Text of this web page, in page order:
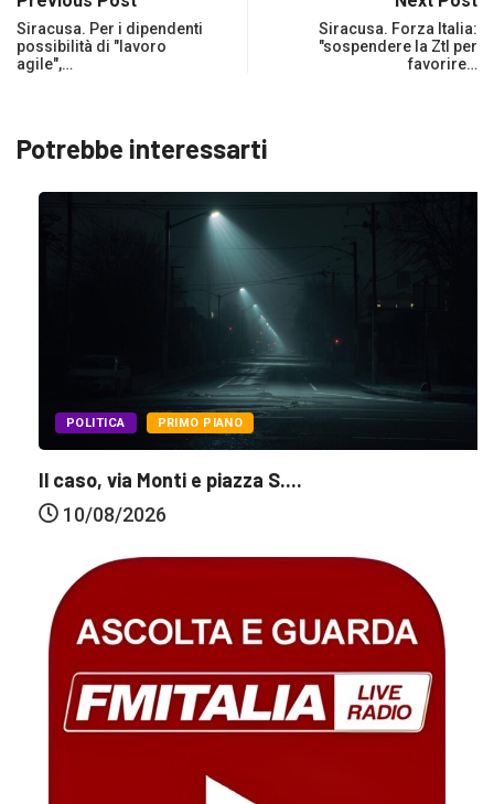
Siracusa. Per i dipendenti
possibilità di "lavoro
agile",…
Siracusa. Forza Italia:
"sospendere la Ztl per
favorire…
Potrebbe interessarti
POLITICA PRIMO PIANO
Il caso, via Monti e piazza S....
10/08/2026